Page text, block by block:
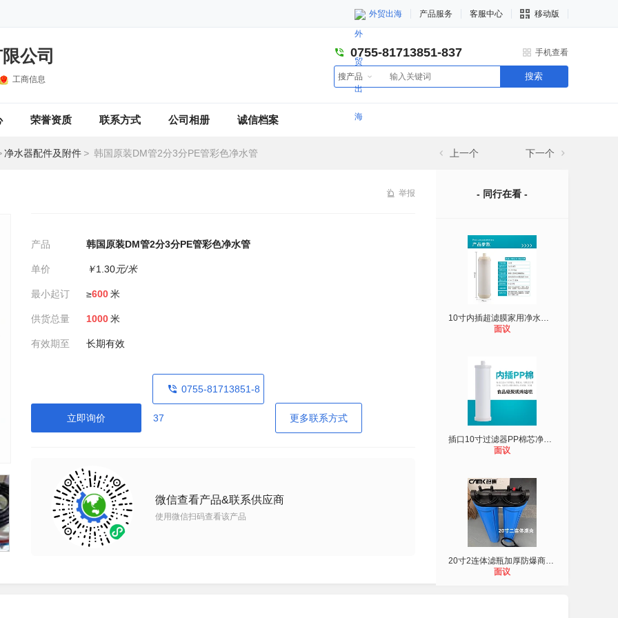
外贸出海 产品服务 客服中心 移动版
公司
工商信息
0755-81713851-837 手机查看
搜产品 搜索
荣誉资质 联系方式 公司相册 诚信档案
净水器配件及附件 > 韩国原装DM管2分3分PE管彩色净水管 上一个 下一个
举报
产品 韩国原装DM管2分3分PE管彩色净水管
单价 ￥1.30元/米
最小起订 ≥600米
供货总量 1000米
有效期至 长期有效
立即询价
0755-81713851-8
37 更多联系方式
微信查看产品&联系供应商
使用微信扫码查看该产品
- 同行在看 -
10寸内插超滤膜家用净水器超滤机滤芯
面议
插口10寸过滤器PP棉芯净水器滤芯
面议
20寸2连体滤瓶加厚防爆商用净水器售
面议